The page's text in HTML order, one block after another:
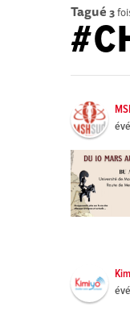
Tagué 3